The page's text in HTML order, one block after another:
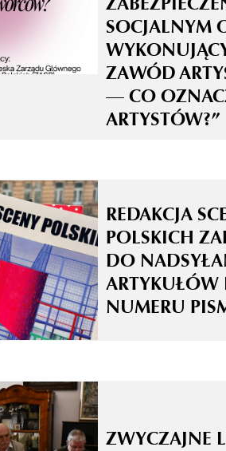
SOCJALNYM
ZAWÓD
— CO
ARTYSTÓW?”
REDAKCJA
POLSKICH
DO
ARTYKUŁÓW
NUMERU
ZWYCZAJNE